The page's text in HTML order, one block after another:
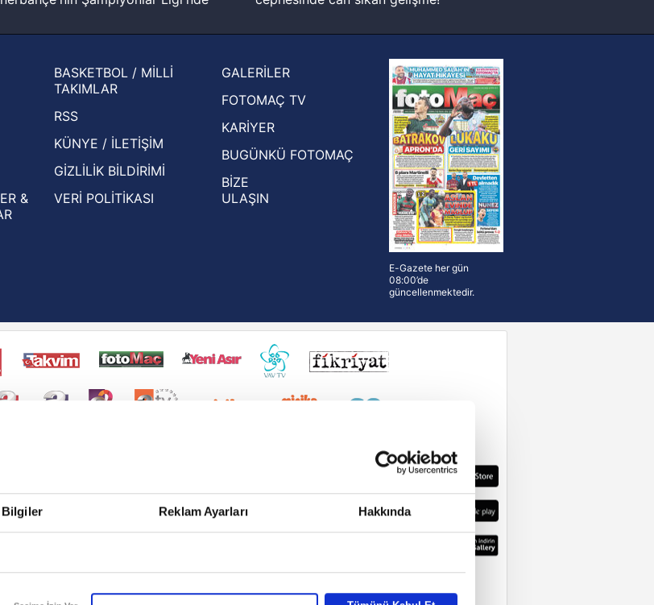
Bilgiler Reklam Ayarları Hakkında
elerlerse...
gündem olan manşetler!
UEFA Avrupa Ligi'nde 3. Ön
Turu muhtemel rakipleri belli oldu!
Hernan Crespo, Meksika Ligi
ekiplerinden Atlas'ın yeni teknik direktörü
oldu
&
BASKETBOL / MİLLİ
TAKIMLAR
RSS
KÜNYE / İLETİŞİM
GİZLİLİK BİLDİRİMİ
VERİ POLİTİKASI
GALERİLER
FOTOMAÇ TV
KARİYER
BUGÜNKÜ FOTOMAÇ
BİZE
ULAŞIN
E-Gazete her gün
08:00’de
güncellenmektedir.